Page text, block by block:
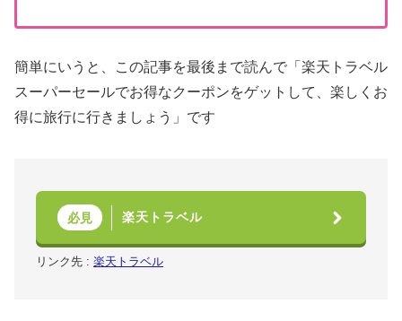
簡単にいうと、この記事を最後まで読んで「楽天トラベル
スーパーセールでお得なクーポンをゲットして、楽しくお
得に旅行に行きましょう」です
必見 楽天トラベル
リンク先 : 楽天トラベル